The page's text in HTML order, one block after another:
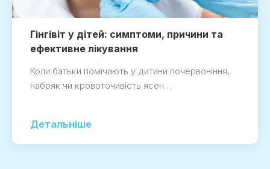
Гінгівіт у дітей: симптоми, причини та
ефективне лікування
Коли батьки помічають у дитини почервоніння,
набряк чи кровоточивість ясен…
Детальніше